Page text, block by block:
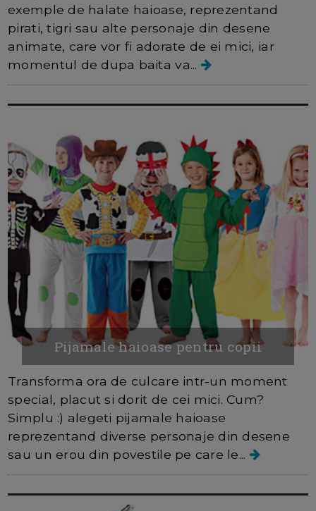
exemple de halate haioase, reprezentand
pirati, tigri sau alte personaje din desene
animate, care vor fi adorate de ei mici, iar
momentul de dupa baita va...
Pijamale haioase pentru copii
Transforma ora de culcare intr-un moment
special, placut si dorit de cei mici. Cum?
Simplu :) alegeti pijamale haioase
reprezentand diverse personaje din desene
sau un erou din povestile pe care le...